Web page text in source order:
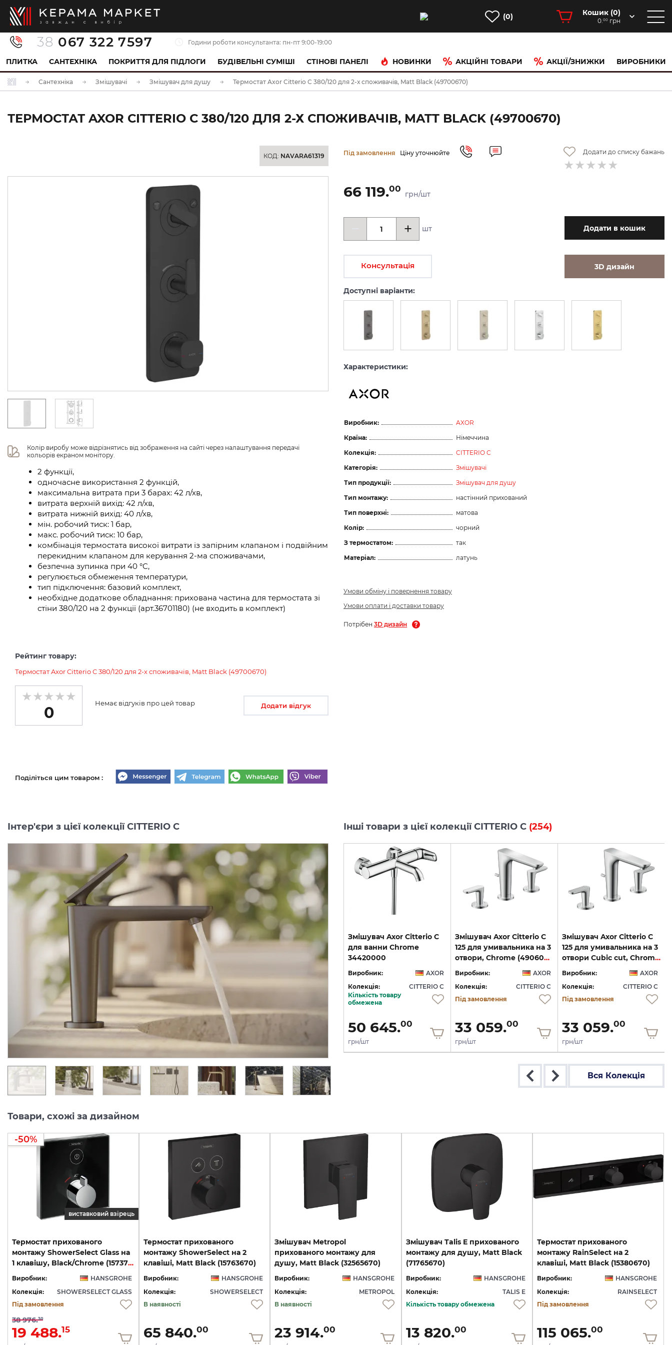
(0) Кошик (0)
0.00 грн
38 067 322 7597 Години роботи консультанта: пн-пт 9:00-19:00
ПЛИТКА САНТЕХНІКА ПОКРИТТЯ ДЛЯ ПІДЛОГИ БУДІВЕЛЬНІ СУМІШІ CТІНОВІ ПАНЕЛІ НОВИНКИ АКЦІЙНІ ТОВАРИ АКЦІЇ/ЗНИЖКИ ВИРОБНИКИ
Сантехніка Змішувачі Змішувач для душу Термостат Axor Citterio C 380/120 для 2-х споживачів, Matt Black (49700670)
ТЕРМОСТАТ AXOR CITTERIO C 380/120 ДЛЯ 2-Х СПОЖИВАЧІВ, MATT BLACK (49700670)
КОД: NAVARA61319
Колір виробу може відрізнятись від зображення на сайті через налаштування передачі
кольорів екраном монітору.
2 функції,
одночасне використання 2 функцій,
максимальна витрата при 3 барах: 42 л/хв,
витрата верхній вихід: 42 л/хв,
витрата нижній вихід: 40 л/хв,
мін. робочий тиск: 1 бар,
макс. робочий тиск: 10 бар,
комбінація термостата високої витрати із запірним клапаном і подвійним
перекидним клапаном для керування 2-ма споживачами,
безпечна зупинка при 40 °C,
регулюється обмеження температури,
тип підключення: базовий комплект,
необхідне додаткове обладнання: прихована частина для термостата зі
стіни 380/120 на 2 функції (арт.36701180) (не входить в комплект)
Під замовлення Ціну уточнюйте Додати до списку бажань
66 119.00
грн/шт
шт Додати в кошик
Консультація 3D дизайн
Доступні варіанти:
Характеристики:
Виробник:
AXOR
Країна:
Німеччина
Колекція:
CITTERIO C
Категорія:
Змішувачі
Тип продукції:
Змішувач для душу
Тип монтажу:
настінний прихований
Тип поверхні:
матова
Колір:
чорний
З термостатом:
так
Матеріал:
латунь
Умови обміну і повернення товару
Умови оплати і доставки товару
Потрібен 3D дизайн
Рейтинг товару:
Термостат Axor Citterio C 380/120 для 2-х споживачів, Matt Black (49700670)
0
Немає відгуків про цей товар Додати відгук
Поділіться цим товаром :
Інтер'єри з цієї колекції CITTERIO C Інші товари з цієї колекції CITTERIO C (254)
Змішувач Axor Citterio C
125 CoolStart для
AXOR
Колекція:
CITTERIO C
Під замовлення
24 289.00
Змішувач Axor Citterio C
125 CoolStart для
Виробник:
Колекція:
CITTERIO C
Під замовлення
34 007.
грн/шт
Змішувач Axor Citterio C
125 CoolStart для
Колекція:
36 436.
Змішувач Axor Citterio C
для ванни Chrome
34420000
Виробник:
AXOR
Колекція:
CITTERIO C
Кількість товару
обмежена
50 645.00
грн/шт
Змішувач Axor Citterio C
125 для умивальника на 3
отвори, Chrome (49060000)
Виробник:
AXOR
Колекція:
CITTERIO C
Під замовлення
33 059.00
грн/шт
Змішувач Axor Citterio C
125 для умивальника на 3
отвори Cubic cut, Chrome (49061000)
Виробник:
AXOR
Колекція:
CITTERIO C
Під замовлення
33 059.00
грн/шт
Вся Колекція
Товари, схожі за дизайном
виставковий взірець
-50%
Термостат прихованого
монтажу ShowerSelect Glass на
1 клавішу, Black/Chrome (15737600)
Виробник:
HANSGROHE
Колекція:
SHOWERSELECT GLASS
Під замовлення
38 976.30
19 488.15
Термостат прихованого
монтажу ShowerSelect на 2
клавіші, Matt Black (15763670)
Виробник:
HANSGROHE
Колекція:
SHOWERSELECT
В наявності
65 840.00
Змішувач Metropol
прихованого монтажу для
душу, Matt Black (32565670)
Виробник:
HANSGROHE
Колекція:
METROPOL
В наявності
23 914.00
Змішувач Talis E прихованого
монтажу для душу, Matt Black
(71765670)
Виробник:
HANSGROHE
Колекція:
TALIS E
Кількість товару обмежена
13 820.00
Термостат прихованого
монтажу RainSelect на 2
клавіші, Matt Black (15380670)
Виробник:
HANSGROHE
Колекція:
RAINSELECT
Під замовлення
115 065.00